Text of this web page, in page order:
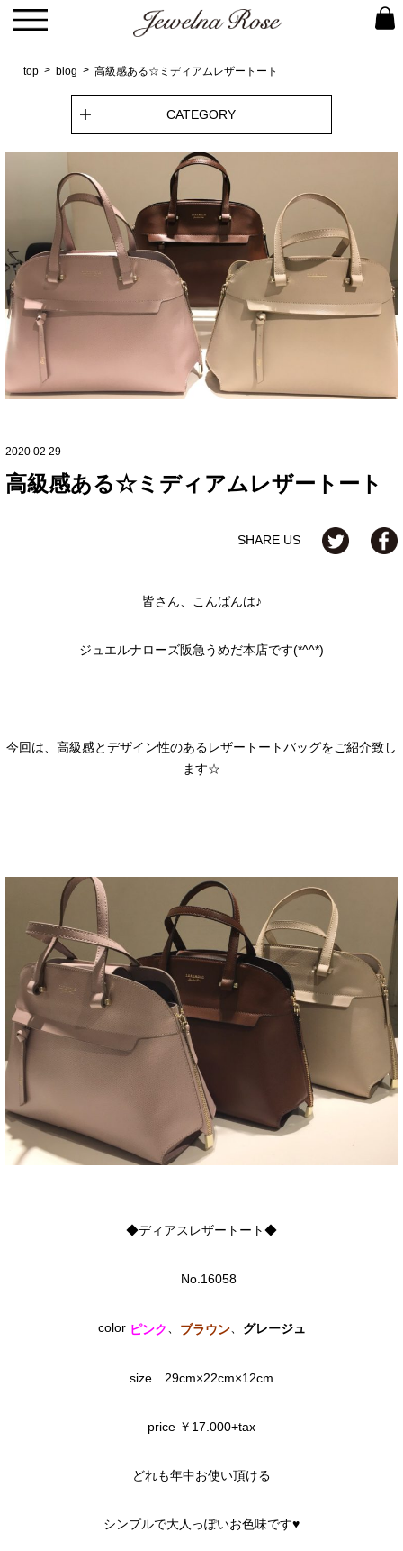
top blog 高級感ある☆ミディアムレザートート
CATEGORY
2020 02 29
高級感ある☆ミディアムレザートート
SHARE US
皆さん、こんばんは♪
ジュエルナローズ阪急うめだ本店です(*^^*)
今回は、高級感とデザイン性のあるレザートートバッグをご紹介致し
ます☆
◆ディアスレザートート◆
No.16058
colorピンク、 ブラウン、 グレージュ
size 29cm×22cm×12cm
price ￥17.000+tax
どれも年中お使い頂ける
シンプルで大人っぽいお色味です♥